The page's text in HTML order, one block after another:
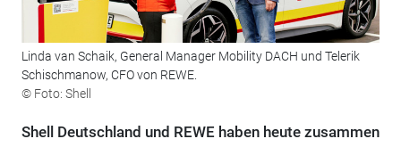
Linda van Schaik, General Manager Mobility DACH und Telerik
Schischmanow, CFO von REWE.
© Foto: Shell
Shell Deutschland und REWE haben heute zusammen